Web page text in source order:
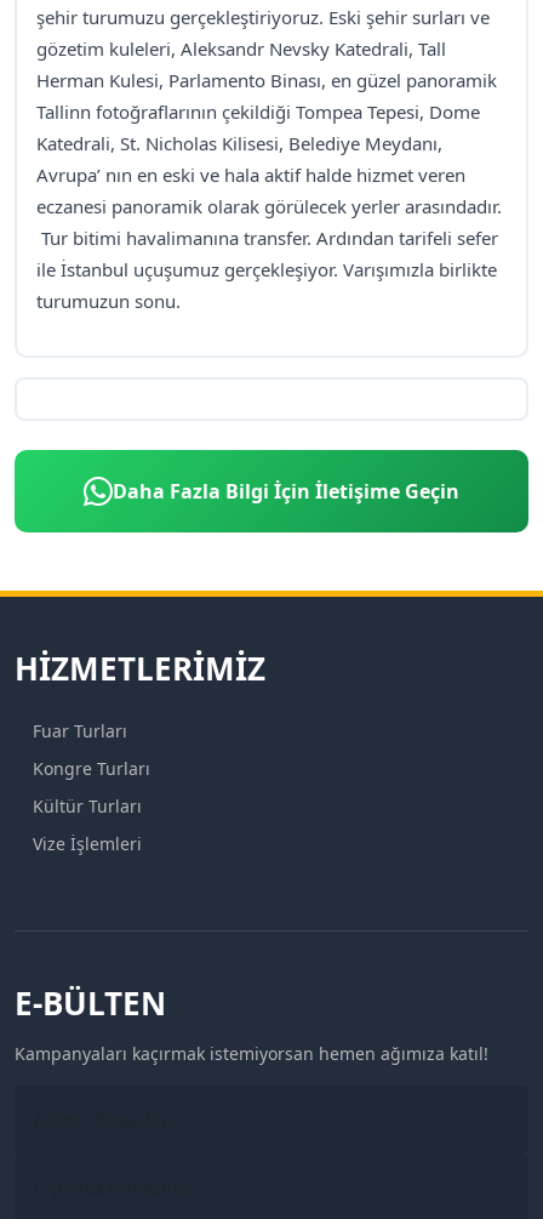
şehir turumuzu gerçekleştiriyoruz. Eski şehir surları ve
gözetim kuleleri, Aleksandr Nevsky Katedrali, Tall
Herman Kulesi, Parlamento Binası, en güzel panoramik
Tallinn fotoğraflarının çekildiği Tompea Tepesi, Dome
Katedrali, St. Nicholas Kilisesi, Belediye Meydanı,
Avrupa’ nın en eski ve hala aktif halde hizmet veren
eczanesi panoramik olarak görülecek yerler arasındadır.
Tur bitimi havalimanına transfer. Ardından tarifeli sefer
ile İstanbul uçuşumuz gerçekleşiyor. Varışımızla birlikte
turumuzun sonu.
Daha Fazla Bilgi İçin İletişime Geçin
HIZMETLERIMIZ
Fuar Turları
Kongre Turları
Kültür Turları
Vize İşlemleri
E-BÜLTEN
Kampanyaları kaçırmak istemiyorsan hemen ağımıza katıl!